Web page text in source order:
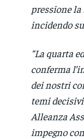
pressione
incidendo
“La quarta
conferma
dei nostri
temi
Alleanza
impegno